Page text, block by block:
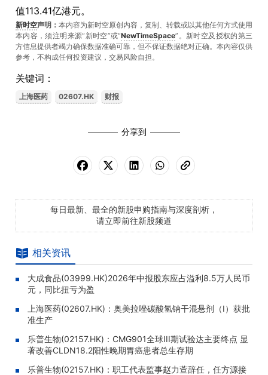
值113.41亿港元。
新时空声明： 本内容为新时空原创内容，复制、转载或以其他任何方式使用
本内容，须注明来源“新时空”或“NewTimeSpace”。新时空及授权的第三
方信息提供者竭力确保数据准确可靠，但不保证数据绝对正确。本內容仅供
参考，不构成任何投资建议，交易风险自担。
关键词：
上海医药 02607.HK 财报
分享到
每日最新、最全的新股申购指南与深度剖析，
请立即前往新股频道
相关资讯
大成食品(03999.HK)2026年中报股东应占溢利8.5万人民币
元，同比扭亏为盈
上海医药(02607.HK)：奥美拉唑碳酸氢钠干混悬剂（I）获批
准生产
乐普生物(02157.HK)：CMG901全球III期试验达主要终点 显
著改善CLDN18.2阳性晚期胃癌患者总生存期
乐普生物(02157.HK)：职工代表监事赵力萱辞任，任方源接